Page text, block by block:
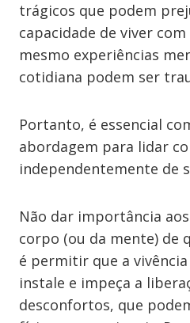
trágicos que podem
capacidade de viver
mesmo experiências
cotidiana podem ser
Portanto, é essencial
abordagem para lidar
independentemente de
Não dar importância
corpo (ou da mente) de
é permitir que a
instale e impeça a
desconfortos, que